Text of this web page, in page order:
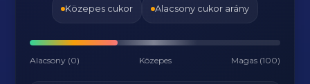
Közepes cukor Alacsony cukor arány
Alacsony (0) Közepes Magas (100)